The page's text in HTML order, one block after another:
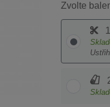
Zvolte